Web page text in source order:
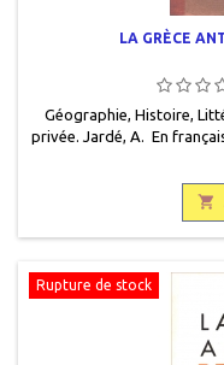
LA GRÈCE
Géographie, Histoire,
privée. Jardé, A. En
pages, broché,
manques, dos

Rupture de stock